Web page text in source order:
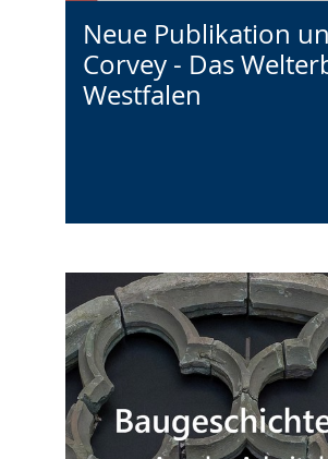
Neue Publikation
Corvey - Das
Westfalen